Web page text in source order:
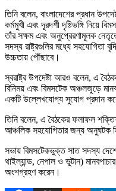
তিনি বলেন, বাংলাদেশের প্রধান
কর্মমুখী এবং দূরদর্শী দৃষ্টিভঙ্গি নিয়ে
তাঁর সক্ষম এবং অনুপ্রেরণামূলক
সদস্য রাষ্ট্রগুলির মধ্যে সহযোগিতা
উচ্চতায় পৌঁছাবে।
স্বরাষ্ট্র উপদেষ্টা আরও বলেন, এ
বিনিময় এবং বিমসটেক অঞ্চলজুড়ে
একটি উল্লেখযোগ্য সুযোগ প্রদান
তিনি বলেন, এ বৈঠকের ফলাফল
আঞ্চলিক সহযোগিতার জন্য অনুঘটক
সভায় বিমসটেকভুক্ত সাত সদস্য
থাইল্যান্ড, নেপাল ও ভূটান)
অংশগ্রহণ করেন।